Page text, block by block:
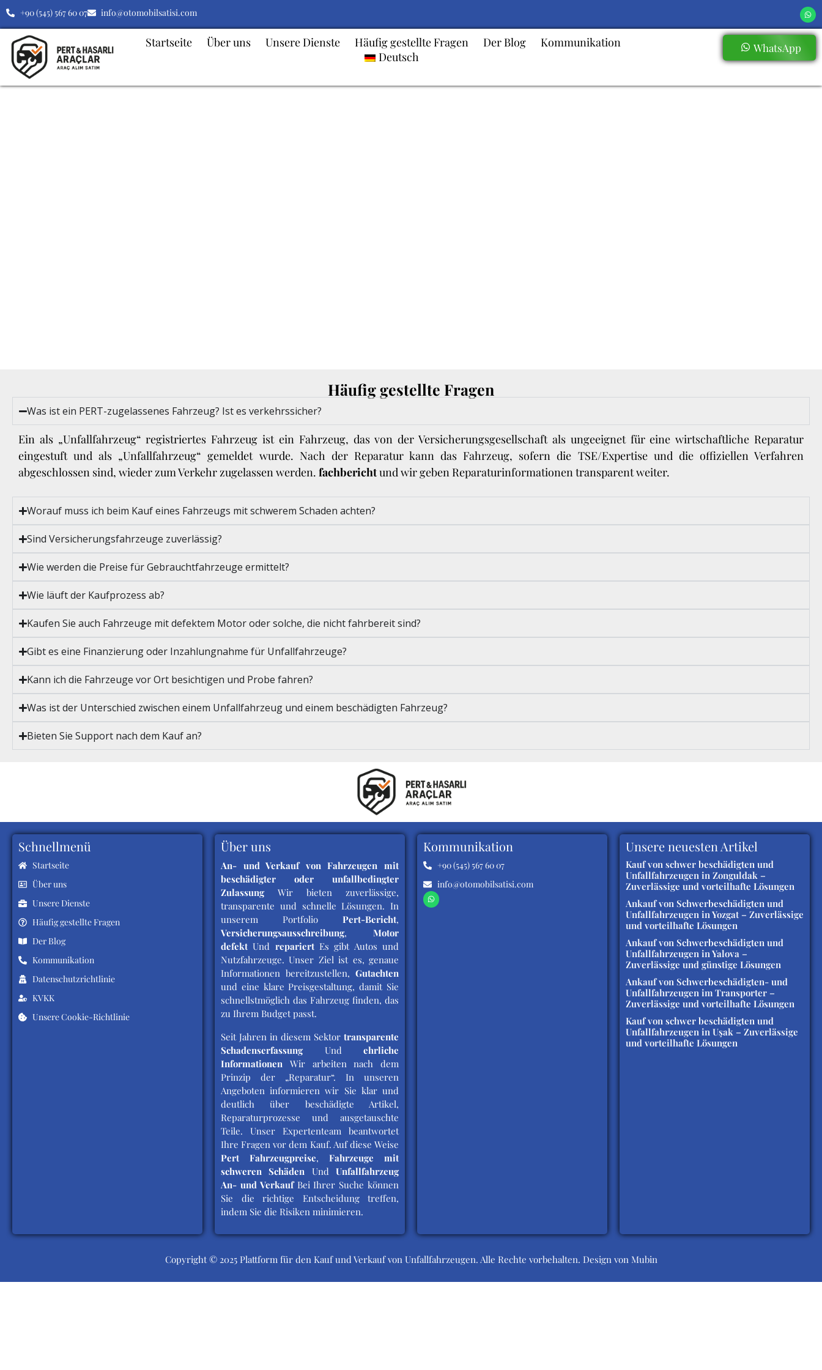
+90 (545) 567 60 07 info@otomobilsatisi.com
Startseite Über uns Unsere Dienste Häufig gestellte Fragen Der Blog
Kommunikation
Deutsch
WhatsApp
Häufig gestellte Fragen
Was ist ein PERT-zugelassenes Fahrzeug? Ist es verkehrssicher?
Ein als „Unfallfahrzeug“ registriertes Fahrzeug ist ein Fahrzeug, das von der Versicherungsgesellschaft als ungeeignet für eine wirtschaftliche Reparatur
eingestuft und als „Unfallfahrzeug“ gemeldet wurde. Nach der Reparatur kann das Fahrzeug, sofern die TSE/Expertise und die offiziellen Verfahren
abgeschlossen sind, wieder zum Verkehr zugelassen werden. fachberichtund wir geben Reparaturinformationen transparent weiter.
Worauf muss ich beim Kauf eines Fahrzeugs mit schwerem Schaden achten?
Sind Versicherungsfahrzeuge zuverlässig?
Wie werden die Preise für Gebrauchtfahrzeuge ermittelt?
Wie läuft der Kaufprozess ab?
Kaufen Sie auch Fahrzeuge mit defektem Motor oder solche, die nicht fahrbereit sind?
Gibt es eine Finanzierung oder Inzahlungnahme für Unfallfahrzeuge?
Kann ich die Fahrzeuge vor Ort besichtigen und Probe fahren?
Was ist der Unterschied zwischen einem Unfallfahrzeug und einem beschädigten Fahrzeug?
Bieten Sie Support nach dem Kauf an?
Schnellmenü
Startseite
Über uns
Unsere Dienste
Häufig gestellte Fragen
Der Blog
Kommunikation
Datenschutzrichtlinie
KVKK
Unsere Cookie-Richtlinie
Über uns
An- und Verkauf von Fahrzeugen mit
beschädigter oder unfallbedingter
ZulassungWir bieten zuverlässige,
transparente und schnelle Lösungen. In
unserem Portfolio Pert-Bericht,
Versicherungsausschreibung, Motor
defekt Und repariertEs gibt Autos und
Nutzfahrzeuge. Unser Ziel ist es, genaue
Informationen bereitzustellen, Gutachten
und eine klare Preisgestaltung, damit Sie
schnellstmöglich das Fahrzeug finden, das
zu Ihrem Budget passt.
Seit Jahren in diesem Sektor transparente
SchadenserfassungUnd ehrliche
Informationen Wir arbeiten nach dem
Prinzip der „Reparatur“. In unseren
Angeboten informieren wir Sie klar und
deutlich über beschädigte Artikel,
Reparaturprozesse und ausgetauschte
Teile. Unser Expertenteam beantwortet
Ihre Fragen vor dem Kauf. Auf diese Weise
Pert Fahrzeugpreise, Fahrzeuge mit
schweren Schäden UndUnfallfahrzeug
An- und VerkaufBei Ihrer Suche können
Sie die richtige Entscheidung treffen,
indem Sie die Risiken minimieren.
Kommunikation
+90 (545) 567 60 07
info@otomobilsatisi.com
Unsere neuesten Artikel
Kauf von schwer beschädigten und
Unfallfahrzeugen in Zonguldak –
Zuverlässige und vorteilhafte Lösungen
Ankauf von Schwerbeschädigten und
Unfallfahrzeugen in Yozgat – Zuverlässige
und vorteilhafte Lösungen
Ankauf von Schwerbeschädigten und
Unfallfahrzeugen in Yalova –
Zuverlässige und günstige Lösungen
Ankauf von Schwerbeschädigten- und
Unfallfahrzeugen im Transporter –
Zuverlässige und vorteilhafte Lösungen
Kauf von schwer beschädigten und
Unfallfahrzeugen in Uşak – Zuverlässige
und vorteilhafte Lösungen
Copyright © 2025 Plattform für den Kauf und Verkauf von Unfallfahrzeugen. Alle Rechte vorbehalten. Design von Mubin